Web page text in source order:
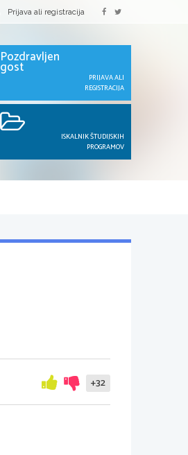
Prijava ali registracija
Pozdravljen
gost
PRIJAVA ALI
REGISTRACIJA
ISKALNIK ŠTUDIJSKIH
PROGRAMOV
+32